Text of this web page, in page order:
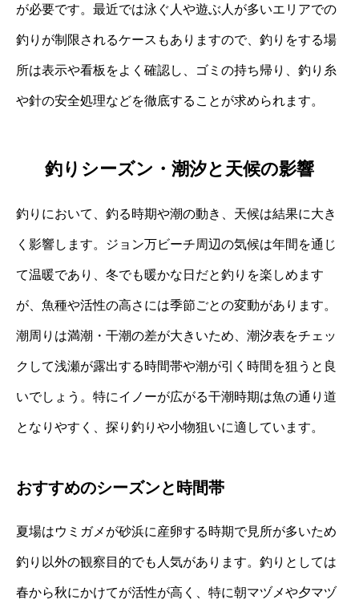
が必要です。最近では泳ぐ人や遊ぶ人が多いエリアでの
釣りが制限されるケースもありますので、釣りをする場
所は表示や看板をよく確認し、ゴミの持ち帰り、釣り糸
や針の安全処理などを徹底することが求められます。
釣りシーズン・潮汐と天候の影響
釣りにおいて、釣る時期や潮の動き、天候は結果に大き
く影響します。ジョン万ビーチ周辺の気候は年間を通じ
て温暖であり、冬でも暖かな日だと釣りを楽しめます
が、魚種や活性の高さには季節ごとの変動があります。
潮周りは満潮・干潮の差が大きいため、潮汐表をチェッ
クして浅瀬が露出する時間帯や潮が引く時間を狙うと良
いでしょう。特にイノーが広がる干潮時期は魚の通り道
となりやすく、探り釣りや小物狙いに適しています。
おすすめのシーズンと時間帯
夏場はウミガメが砂浜に産卵する時期で見所が多いため
釣り以外の観察目的でも人気があります。釣りとしては
春から秋にかけてが活性が高く、特に朝マヅメや夕マヅ